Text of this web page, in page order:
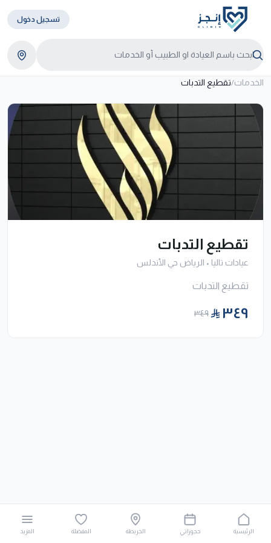
تسجيل دخول
الخدمات/تقطيع التدبات
تقطيع التدبات
عيادات تاليا • الرياض حي الأندلس
تقطيع التدبات
٣٤٩ ٣٤٩
الرئيسية حجوزاتي الخريطة المفضلة المزيد